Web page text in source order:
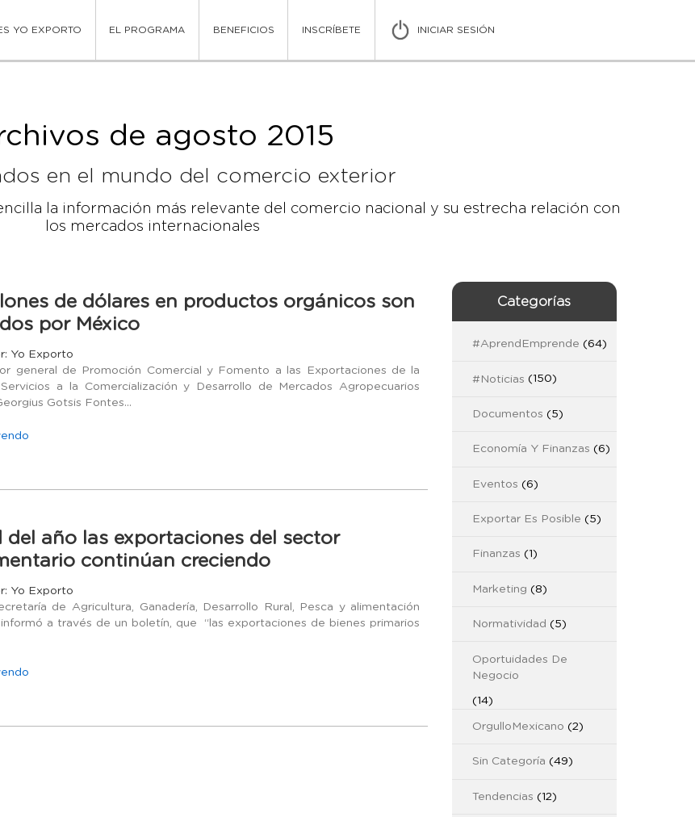
YO EXPORTO EL PROGRAMA BENEFICIOS INSCRÍBETE INICIAR SESIÓN
de agosto 2015
en el mundo del comercio exterior
la información más relevante del comercio nacional y su estrecha relación con
los mercados internacionales
de dólares en productos orgánicos son
por México
Yo Exporto
general de Promoción Comercial y Fomento a las Exportaciones de la
a la Comercialización y Desarrollo de Mercados Agropecuarios
Gotsis Fontes...
del año las exportaciones del sector
continúan creciendo
Yo Exporto
de Agricultura, Ganadería, Desarrollo Rural, Pesca y alimentación
a través de un boletín, que “las exportaciones de bienes primarios
Categorías
#AprendEmprende (64)
#Noticias (150)
Documentos (5)
Economía Y Finanzas (6)
Eventos (6)
Exportar Es Posible (5)
Finanzas (1)
Marketing (8)
Normatividad (5)
Oportuidades De
Negocio
(14)
OrgulloMexicano (2)
Sin Categoría (49)
Tendencias (12)